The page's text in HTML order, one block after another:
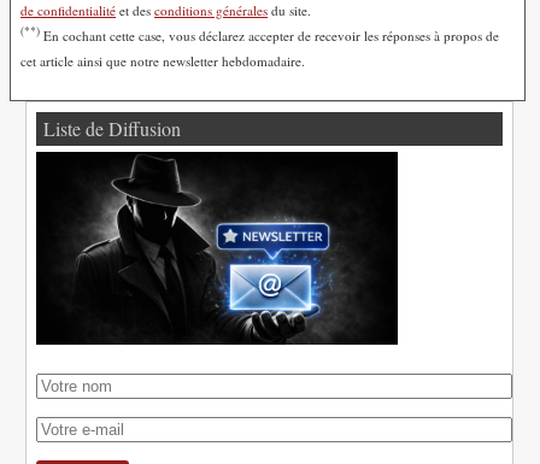
de confidentialité et des conditions générales du site.
(**) En cochant cette case, vous déclarez accepter de recevoir les réponses à propos de
cet article ainsi que notre newsletter hebdomadaire.
Liste de Diffusion